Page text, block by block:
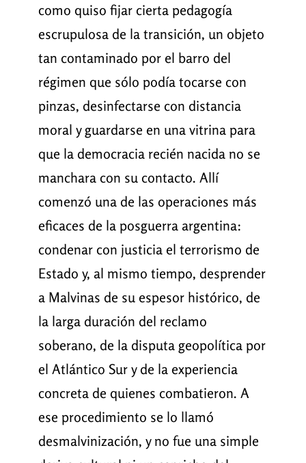
como quiso fijar cierta pedagogía
escrupulosa de la transición, un objeto
tan contaminado por el barro del
régimen que sólo podía tocarse con
pinzas, desinfectarse con distancia
moral y guardarse en una vitrina para
que la democracia recién nacida no se
manchara con su contacto. Allí
comenzó una de las operaciones más
eficaces de la posguerra argentina:
condenar con justicia el terrorismo de
Estado y, al mismo tiempo, desprender
a Malvinas de su espesor histórico, de
la larga duración del reclamo
soberano, de la disputa geopolítica por
el Atlántico Sur y de la experiencia
concreta de quienes combatieron. A
ese procedimiento se lo llamó
desmalvinización, y no fue una simple